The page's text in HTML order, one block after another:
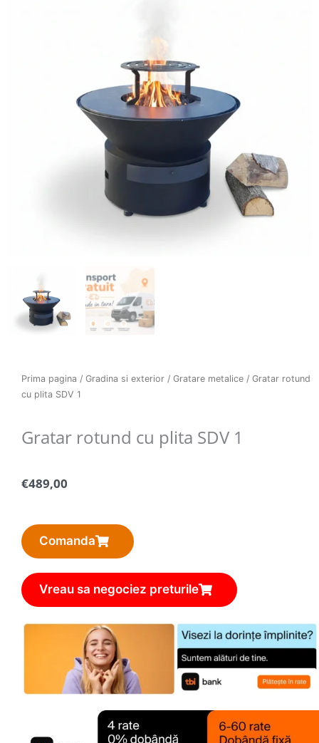
Prima pagina / Gradina si exterior / Gratare metalice / Gratar rotund
cu plita SDV 1
Gratar rotund cu plita SDV 1
€489,00
Comanda
Vreau sa negociez preturile